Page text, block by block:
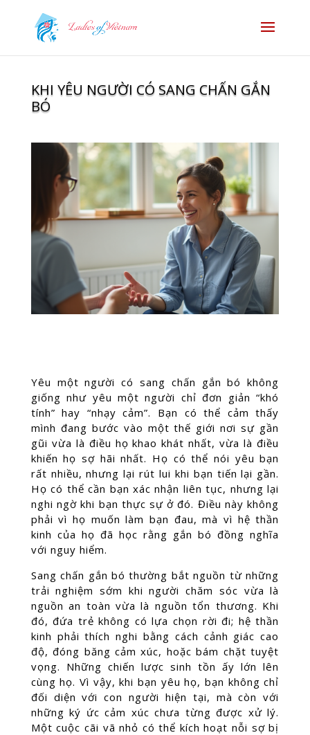
KHI YÊU NGƯỜI CÓ SANG CHẤN GẮN
BÓ
Yêu một người có sang chấn gắn bó không
giống như yêu một người chỉ đơn giản “khó
tính” hay “nhạy cảm”. Bạn có thể cảm thấy
mình đang bước vào một thế giới nơi sự gần
gũi vừa là điều họ khao khát nhất, vừa là điều
khiến họ sợ hãi nhất. Họ có thể nói yêu bạn
rất nhiều, nhưng lại rút lui khi bạn tiến lại gần.
Họ có thể cần bạn xác nhận liên tục, nhưng lại
nghi ngờ khi bạn thực sự ở đó. Điều này không
phải vì họ muốn làm bạn đau, mà vì hệ thần
kinh của họ đã học rằng gắn bó đồng nghĩa
với nguy hiểm.
Sang chấn gắn bó thường bắt nguồn từ những
trải nghiệm sớm khi người chăm sóc vừa là
nguồn an toàn vừa là nguồn tổn thương. Khi
đó, đứa trẻ không có lựa chọn rời đi; hệ thần
kinh phải thích nghi bằng cách cảnh giác cao
độ, đóng băng cảm xúc, hoặc bám chặt tuyệt
vọng. Những chiến lược sinh tồn ấy lớn lên
cùng họ. Vì vậy, khi bạn yêu họ, bạn không chỉ
đối diện với con người hiện tại, mà còn với
những ký ức cảm xúc chưa từng được xử lý.
Một cuộc cãi vã nhỏ có thể kích hoạt nỗi sợ bị